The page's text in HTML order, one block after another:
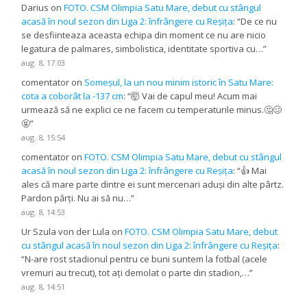
Darius onFOTO. CSM Olimpia Satu Mare, debut cu stângul
acasă în noul sezon din Liga 2: înfrângere cu Reșița: “De ce nu
se desfiinteaza aceasta echipa din moment ce nu are nicio
legatura de palmares, simbolistica, identitate sportiva cu…”
aug. 8, 17:03
comentator on Someșul, la un nou minim istoric în Satu Mare:
cota a coborât la -137 cm: “🤯 Vai de capul meu! Acum mai
urmează să ne explici ce ne facem cu temperaturile minus.🤔🥴
🤬”
aug. 8, 15:54
comentator onFOTO. CSM Olimpia Satu Mare, debut cu stângul
acasă în noul sezon din Liga 2: înfrângere cu Reșița: “👍 Mai
ales că mare parte dintre ei sunt mercenari aduși din alte pârtz.
Pardon părți. Nu ai să nu…”
aug. 8, 14:53
Ur Szula von der Lula onFOTO. CSM Olimpia Satu Mare, debut
cu stângul acasă în noul sezon din Liga 2: înfrângere cu Reșița:
“N-are rost stadionul pentru ce buni suntem la fotbal (acele
vremuri au trecut), tot ați demolat o parte din stadion,…”
aug. 8, 14:51